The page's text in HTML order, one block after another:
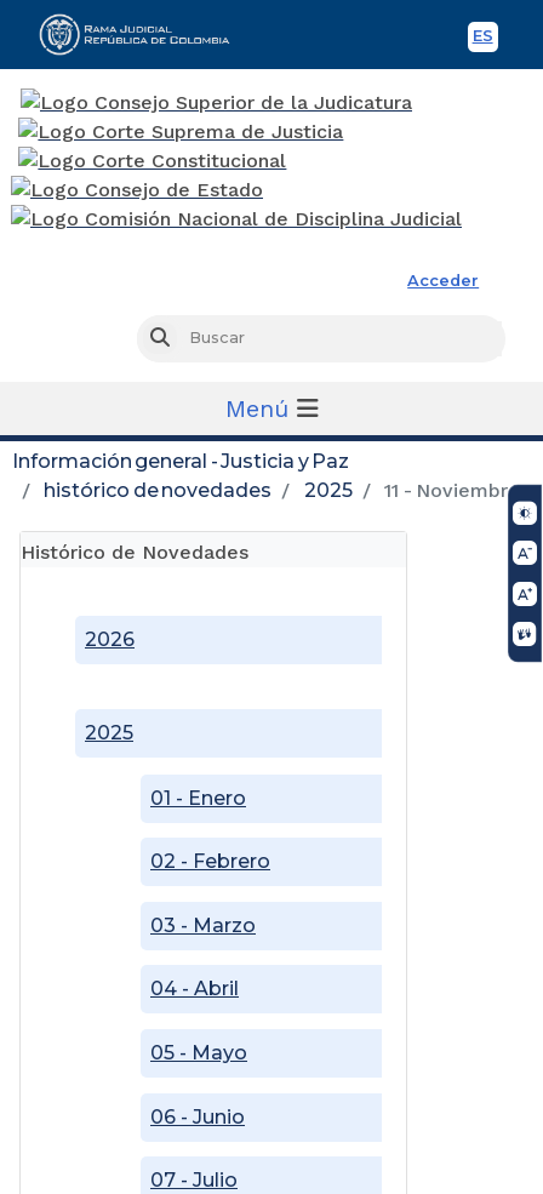
ES
Acceder
Buscar
Menú
Información general - Justicia y Paz
histórico de novedades
2025 11 - Noviembre
Histórico de Novedades
2025
01 - Enero
02 - Febrero
03 - Marzo
04 - Abril
05 - Mayo
06 - Junio
07 - Julio
2026